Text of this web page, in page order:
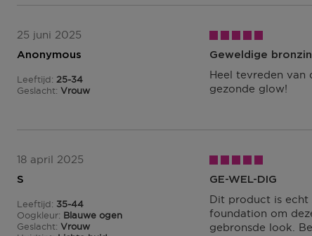
25 juni 2025
Geweldige
Heel tevreden
gezonde glow!
Anonymous
Leeftijd
25 tot 3425-34
Geslacht Vrouw
18 april 2025
GE-WEL-DIG
Dit product is echt
foundation om
gebronsde look.
S
Leeftijd
35 tot 4435-44
Oogkleur Blauwe ogen
Geslacht Vrouw